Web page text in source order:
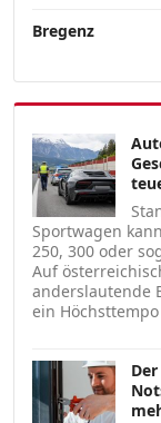
Bregenz
Sportwagen
250, 300 oder
Auf
anderslautende
ein